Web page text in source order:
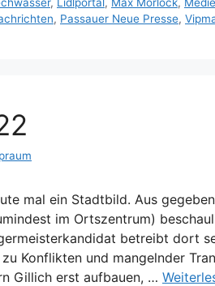
, Passauer Neue Presse,
mal ein Stadtbild. Aus
im Ortszentrum)
betreibt dort
Konflikten und mangelnder
Gillich erst aufbauen, …